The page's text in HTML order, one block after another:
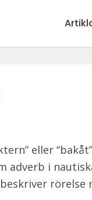
eller
adverb i
rörelse